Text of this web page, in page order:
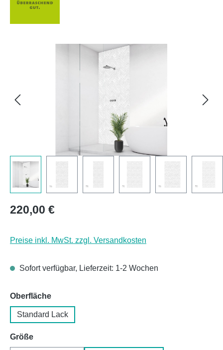
Regulärer Preis:
220,00 €
Preise inkl. MwSt. zzgl. Versandkosten
Sofort verfügbar, Lieferzeit: 1-2 Wochen
Oberflächeauswählen
Standard Lack
Größeauswählen